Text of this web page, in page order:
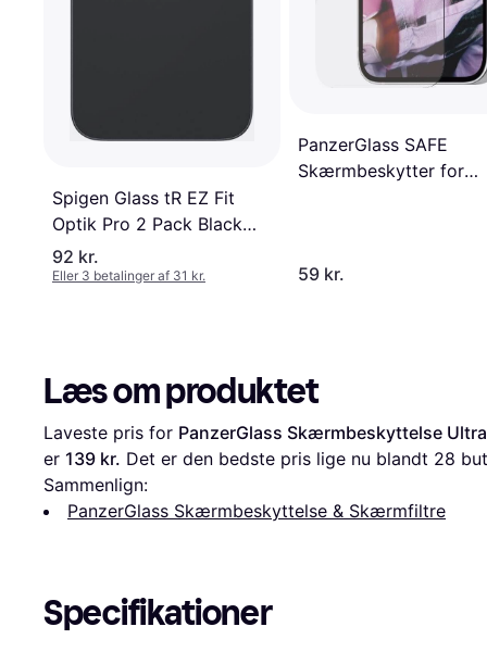
Spigen Glass tR EZ Fit
Optik Pro 2 Pack Black
iPhone 16e
92 kr.
Eller 3 betalinger af 31 kr.
PanzerGlass SAFE
Skærmbeskytter for
59 kr.
Læs om produktet
Laveste pris for PanzerGlass Skærmbeskyttelse
er 139 kr. Det er den bedste pris lige nu blandt 28
Sammenlign:
PanzerGlass Skærmbeskyttelse & Skærmfiltre
Specifikationer